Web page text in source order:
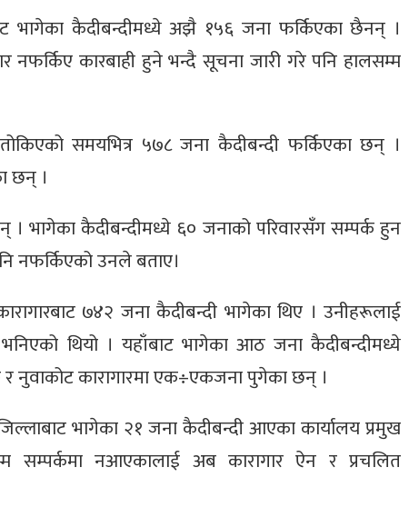
भागेका कैदीबन्दीमध्ये अझै १५६ जना फर्किएका छैनन् ।
नफर्किए कारबाही हुने भन्दै सूचना जारी गरे पनि हालसम्म
तोकिएको समयभित्र ५७८ जना कैदीबन्दी फर्किएका छन् ।
छन् ।
भागेका कैदीबन्दीमध्ये ६० जनाको परिवारसँग सम्पर्क हुन
नफर्किएको उनले बताए।
७४२ जना कैदीबन्दी भागेका थिए । उनीहरूलाई
थियो । यहाँबाट भागेका आठ जना कैदीबन्दीमध्ये
र नुवाकोट कारागारमा एक÷एकजना पुगेका छन् ।
भागेका २१ जना कैदीबन्दी आएका कार्यालय प्रमुख
सम्पर्कमा नआएकालाई अब कारागार ऐन र प्रचलित